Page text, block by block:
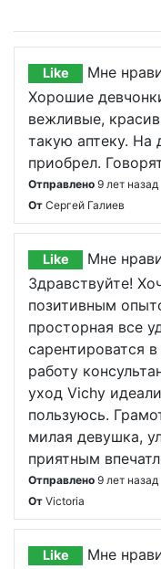
Like
Мне
Хорошие
вежливые,
такую аптеку. На
приобрел.
Отправлено 9 лет назад
От Сергей Галиев
Like
Мне
Здравствуйте!
позитивным
просторная все
сарентироватся
работу
уход Vichy
пользуюсь.
милая девушка,
приятным
Отправлено 9 лет назад
От Victoria
Like
Мне